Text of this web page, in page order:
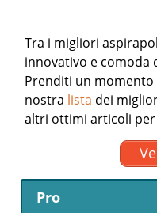
Tra i migliori
innovativo e comoda
Prenditi un
nostra lista dei
altri ottimi articoli per
Pro